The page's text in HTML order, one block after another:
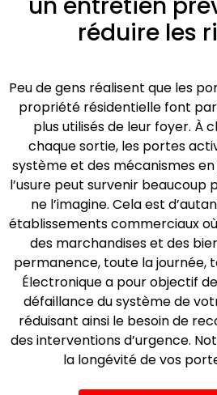
un entretien
réduire les
Peu de gens réalisent que les
propriété résidentielle font
plus utilisés de leur foyer. À
chaque sortie, les portes
système et des mécanismes en
l’usure peut survenir beaucoup
ne l’imagine. Cela est
établissements commerciaux
des marchandises et des
permanence, toute la journée,
Électronique a pour objectif
défaillance du système de
réduisant ainsi le besoin de
des interventions d’urgence.
la longévité de vos